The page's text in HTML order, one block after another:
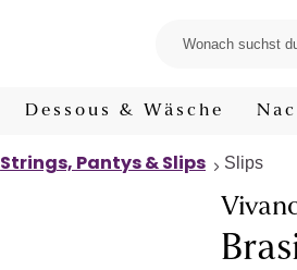
Dessous & Wäsche
Strings, Pantys & Slips Slips